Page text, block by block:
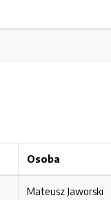
Osoba
Mateusz Jaworski